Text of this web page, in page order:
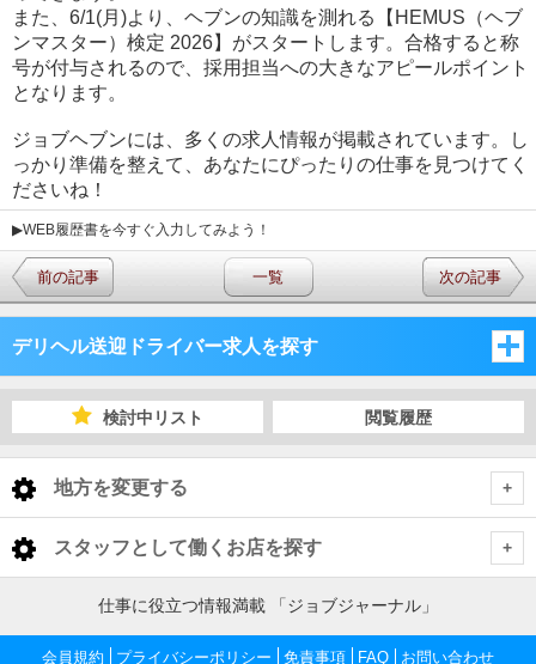
また、6/1(月)より、ヘブンの知識を測れる【HEMUS（ヘブ
ンマスター）検定 2026】がスタートします。合格すると称
号が付与されるので、採用担当への大きなアピールポイント
となります。
ジョブヘブンには、多くの求人情報が掲載されています。し
っかり準備を整えて、あなたにぴったりの仕事を見つけてく
ださいね！
▶WEB履歴書を今すぐ入力してみよう！
前の記事 一覧 次の記事
デリヘル送迎ドライバー求人を探す
東京都
池袋・巣鴨・大塚 デリヘル送迎ドライバー
新宿・歌舞伎町・大久保・高田馬場
検討中リスト 閲覧履歴
地方を変更する
< 全国トップ
北海道 男性高収入
東北 男性高収入
スタッフとして働くお店を探す
東京都仕事に役立つ情報満載 「ジョブジャーナル」
会員規約 プライバシーポリシー 免責事項 FAQ お問い合わせ